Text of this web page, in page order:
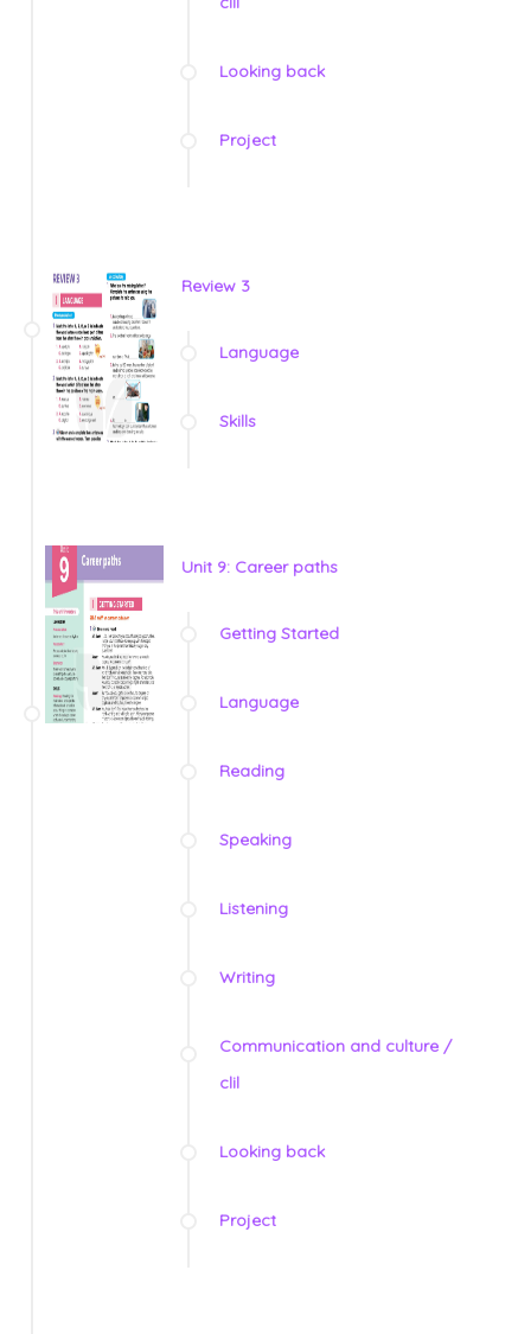
Looking back
Project
Review 3
Language
Skills
Unit 9: Career paths
Getting Started
Language
Reading
Speaking
Listening
Writing
Communication and culture /
clil
Looking back
Project